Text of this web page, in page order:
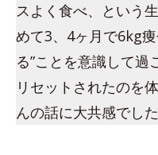
スよく食べ、という
めて3、4ヶ月で6kg
る”ことを意識して
リセットされたのを
んの話に大共感でし